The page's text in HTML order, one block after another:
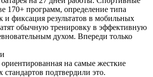
170+ программ, определение типа
и фиксация результатов в мобильных
обычную тренировку в эффективную
духом. Впереди только
на самые жесткие
подтвердили это.